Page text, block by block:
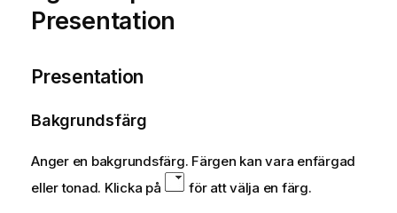
Presentation
Presentation
Bakgrundsfärg
Anger en bakgrundsfärg. Färgen kan vara enfärgad
eller tonad. Klicka på
för att välja en färg.